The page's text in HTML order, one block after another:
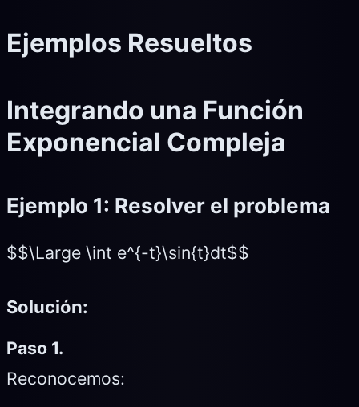
Ejemplos Resueltos
Integrando una Función
Exponencial Compleja
Ejemplo 1: Resolver el problema
$$\Large \int e^{-t}\sin{t}dt$$
Solución:
Paso 1.
Reconocemos: